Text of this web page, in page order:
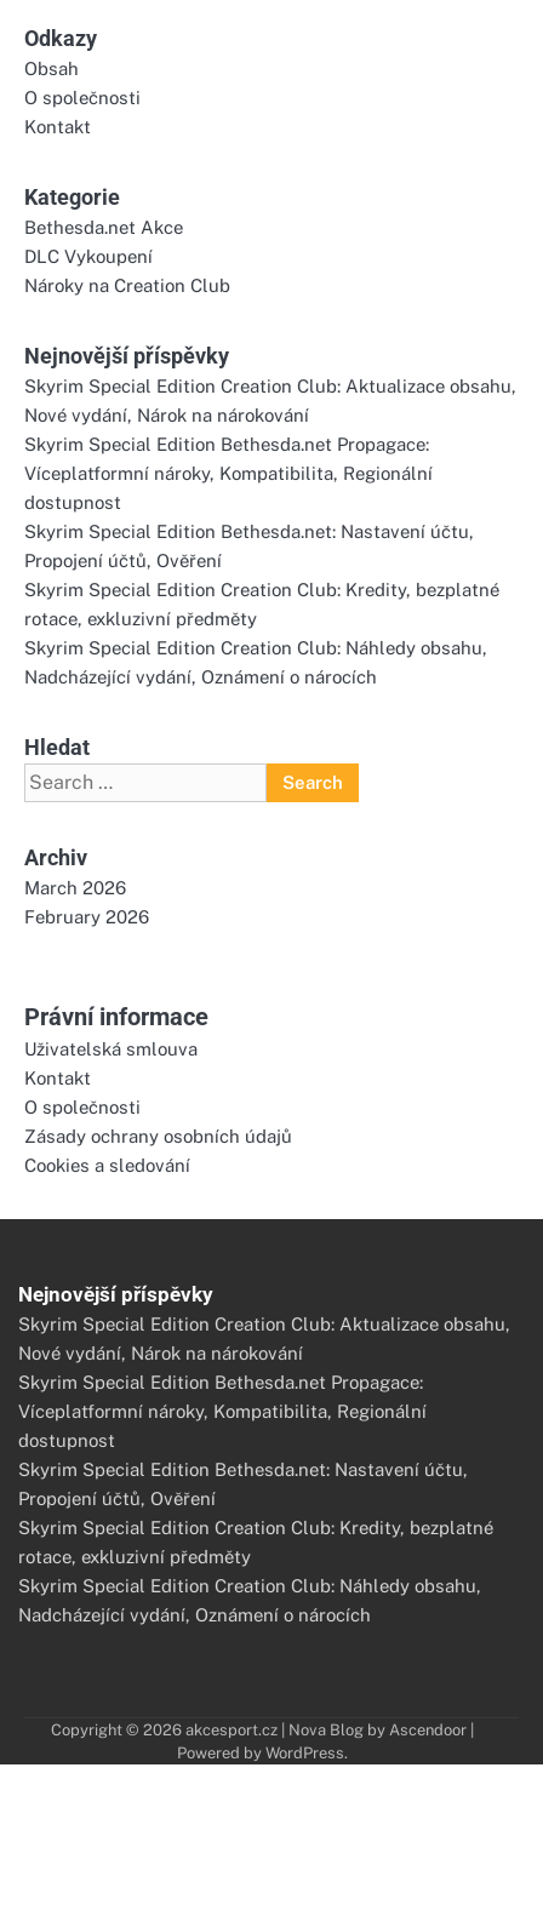
Odkazy
Obsah
O společnosti
Kontakt
Kategorie
Bethesda.net Akce
DLC Vykoupení
Nároky na Creation Club
Nejnovější příspěvky
Skyrim Special Edition Creation Club: Aktualizace obsahu,
Nové vydání, Nárok na nárokování
Skyrim Special Edition Bethesda.net Propagace:
Víceplatformní nároky, Kompatibilita, Regionální
dostupnost
Skyrim Special Edition Bethesda.net: Nastavení účtu,
Propojení účtů, Ověření
Skyrim Special Edition Creation Club: Kredity, bezplatné
rotace, exkluzivní předměty
Skyrim Special Edition Creation Club: Náhledy obsahu,
Nadcházející vydání, Oznámení o nárocích
Hledat
Search
for:
Archiv
March 2026
February 2026
Právní informace
Uživatelská smlouva
Kontakt
O společnosti
Zásady ochrany osobních údajů
Cookies a sledování
Nejnovější příspěvky
Skyrim Special Edition Creation Club: Aktualizace obsahu,
Nové vydání, Nárok na nárokování
Skyrim Special Edition Bethesda.net Propagace:
Víceplatformní nároky, Kompatibilita, Regionální
dostupnost
Skyrim Special Edition Bethesda.net: Nastavení účtu,
Propojení účtů, Ověření
Skyrim Special Edition Creation Club: Kredity, bezplatné
rotace, exkluzivní předměty
Skyrim Special Edition Creation Club: Náhledy obsahu,
Nadcházející vydání, Oznámení o nárocích
Copyright © 2026 akcesport.cz| Nova Blog by Ascendoor|
Powered by WordPress.